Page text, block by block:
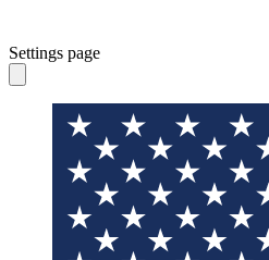
Settings page